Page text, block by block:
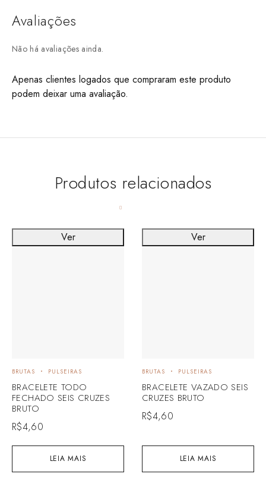
Avaliações
Não há avaliações ainda.
Apenas clientes logados que compraram este produto
podem deixar uma avaliação.
Produtos relacionados
LEIA MAIS
BRUTAS PULSEIRAS
BRACELETE TODO
FECHADO SEIS CRUZES
BRUTO
R$4,60
Ver
LEIA MAIS
BRUTAS PULSEIRAS
BRACELETE VAZADO SEIS
CRUZES BRUTO
R$4,60
Ver